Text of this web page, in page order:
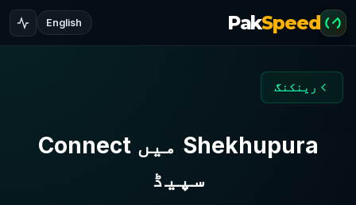
PakSpeed
English
رینکنگ
Shekhupura میں Connect
سپیڈ